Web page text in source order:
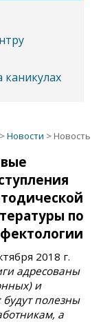
>Новости > Новость
по
2018 г.
адресованы
и
полезны
а